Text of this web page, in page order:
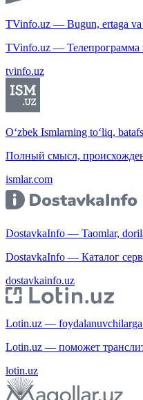
TVinfo.uz — Bugun, ertaga va
TVinfo.uz — Телепрограмма
tvinfo.uz
O‘zbek Ismlarning to‘liq,
Полный смысл,
ismlar.com
DostavkaInfo — Taomlar,
DostavkaInfo — Каталог
dostavkainfo.uz
Lotin.uz — foydalanuvchilarga
Lotin.uz — поможет
lotin.uz